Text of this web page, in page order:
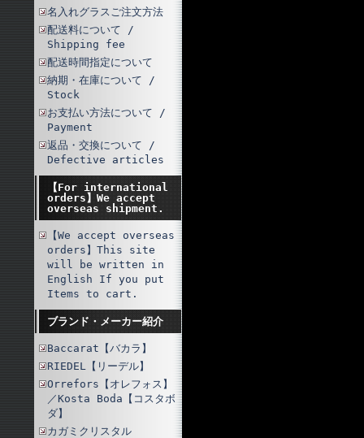
名入れグラスご注文方法
配送料について /
Shipping fee
配送時間指定について
納期・在庫について /
Stock
お支払い方法について /
Payment
返品・交換について /
Defective articles
【For international
orders】We accept
overseas shipment.
【We accept overseas
orders】This site
will be written in
English If you put
Items to cart.
ブランド・メーカー紹介
Baccarat【バカラ】
RIEDEL【リーデル】
Orrefors【オレフォス】
／Kosta Boda【コスタボ
ダ】
カガミクリスタル